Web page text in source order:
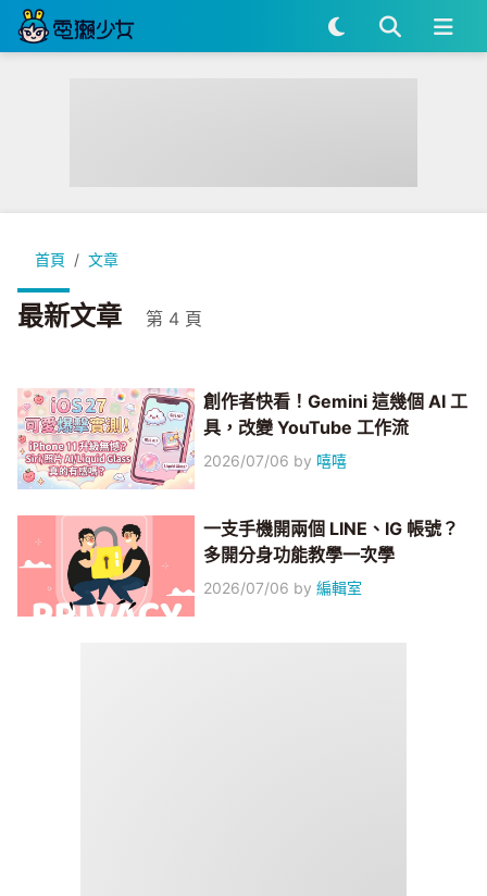
首頁 文章
最新文章 第 4 頁
創作者快看！Gemini 這幾個 AI 工
具，改變 YouTube 工作流
2026/07/06 by 嘻嘻
一支手機開兩個 LINE、IG 帳號？
多開分身功能教學一次學
2026/07/06 by編輯室